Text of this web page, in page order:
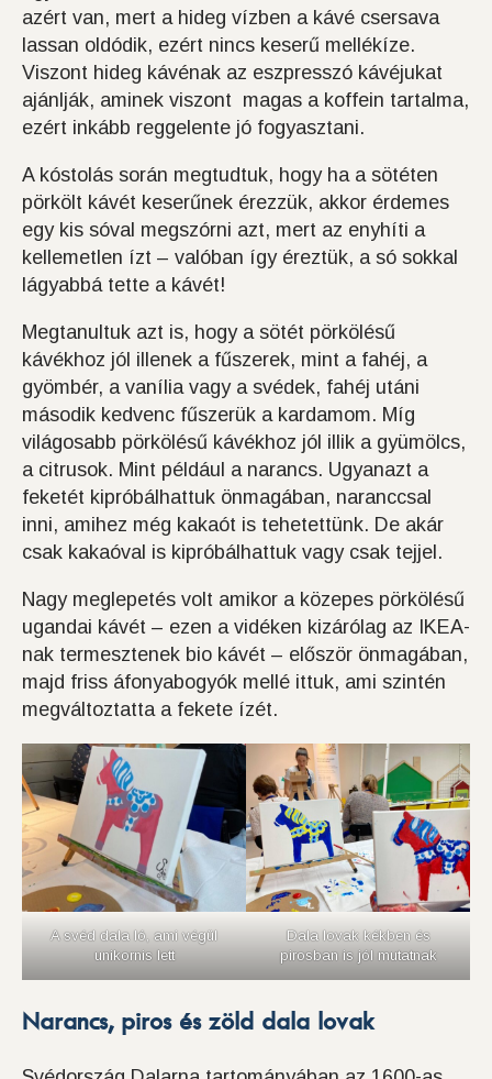
azért van, mert a hideg vízben a kávé csersava
lassan oldódik, ezért nincs keserű mellékíze.
Viszont hideg kávénak az eszpresszó kávéjukat
ajánlják, aminek viszont magas a koffein tartalma,
ezért inkább reggelente jó fogyasztani.
A kóstolás során megtudtuk, hogy ha a sötéten
pörkölt kávét keserűnek érezzük, akkor érdemes
egy kis sóval megszórni azt, mert az enyhíti a
kellemetlen ízt – valóban így éreztük, a só sokkal
lágyabbá tette a kávét!
Megtanultuk azt is, hogy a sötét pörkölésű
kávékhoz jól illenek a fűszerek, mint a fahéj, a
gyömbér, a vanília vagy a svédek, fahéj utáni
második kedvenc fűszerük a kardamom. Míg
világosabb pörkölésű kávékhoz jól illik a gyümölcs,
a citrusok. Mint például a narancs. Ugyanazt a
feketét kipróbálhattuk önmagában, naranccsal
inni, amihez még kakaót is tehetettünk. De akár
csak kakaóval is kipróbálhattuk vagy csak tejjel.
Nagy meglepetés volt amikor a közepes pörkölésű
ugandai kávét – ezen a vidéken kizárólag az IKEA-
nak termesztenek bio kávét – először önmagában,
majd friss áfonyabogyók mellé ittuk, ami szintén
megváltoztatta a fekete ízét.
A svéd dala ló, ami végül
unikornis lett
Dala lovak kékben és
pirosban is jól mutatnak
Narancs, piros és zöld dala lovak